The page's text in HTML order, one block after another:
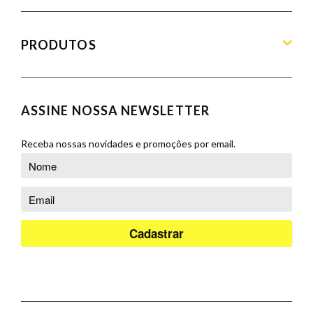
Home
Blog
Orçamento
PRODUTOS
Aparadores
Cadeiras
Complementos
Poltronas
Puffs
ASSINE NOSSA NEWSLETTER
Receba nossas novidades e promoções por email.